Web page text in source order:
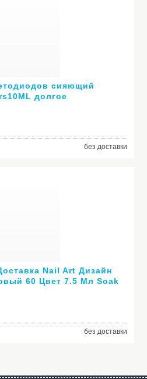
сияющий
долгое
без доставки
Nail Art Дизайн
60 Цвет 7.5 Мл Soak
без доставки